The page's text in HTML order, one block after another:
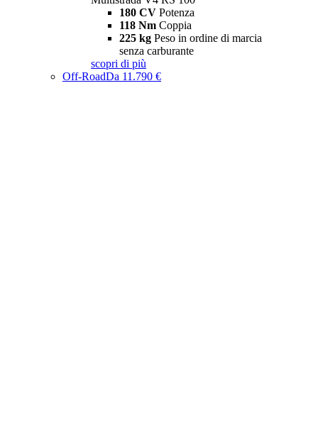
180 CV Potenza
118 Nm Coppia
225 kg Peso in ordine di marcia
senza carburante
scopri di più
Off-RoadDa 11.790 €